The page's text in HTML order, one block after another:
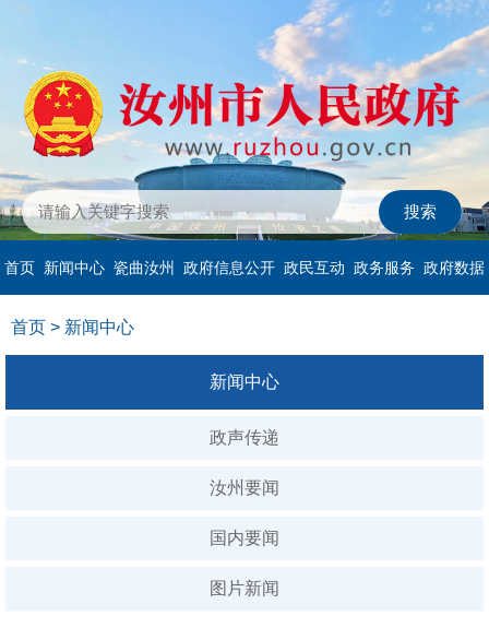
首页 新闻中心 瓷曲汝州 政府信息公开 政民互动 政务服务 政府数据
首页 > 新闻中心
新闻中心
政声传递
汝州要闻
国内要闻
图片新闻